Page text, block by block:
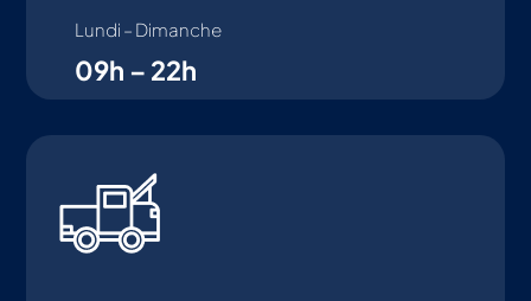
Lundi – Dimanche
09h – 22h